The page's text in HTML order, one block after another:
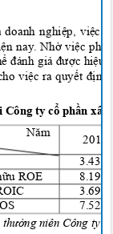
doanh nghiệp, việc
ện nay. Nhờviệc
đánh giá được hiệu
việc ra quyết định
Công ty cổ phần xây
Năm
ROE
thường niên Công ty